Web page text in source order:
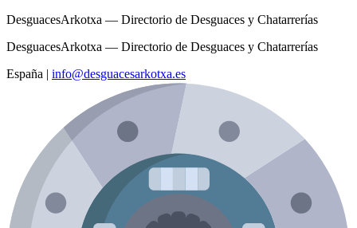
DesguacesArkotxa — Directorio de Desguaces y Chatarrerías
DesguacesArkotxa — Directorio de Desguaces y Chatarrerías
España | info@desguacesarkotxa.es